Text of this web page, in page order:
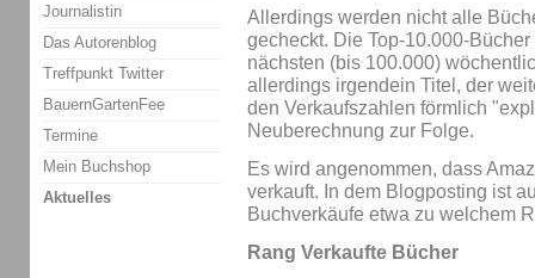
Allerdings werden nicht alle
gecheckt. Die Top-10.000-
nächsten (bis 100.000)
allerdings irgendein Titel, der
den Verkaufszahlen förmlich
Neuberechnung zur Folge.
Es wird angenommen, dass
verkauft. In dem Blogposting ist
Buchverkäufe etwa zu welchem
Rang Verkaufte Bücher
Journalistin
Das Autorenblog
Treffpunkt Twitter
BauernGartenFee
Termine
Mein Buchshop
Aktuelles